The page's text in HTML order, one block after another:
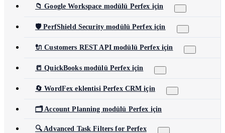
📁 Google Workspace modülü Perfex için
🛡️ PerfShield Security modülü Perfex için
🔌 Customers REST API modülü Perfex için
📒 QuickBooks modülü Perfex için
🔄 WordFex eklentisi Perfex CRM için
🗂️ Account Planning modülü Perfex için
🔍 Advanced Task Filters for Perfex